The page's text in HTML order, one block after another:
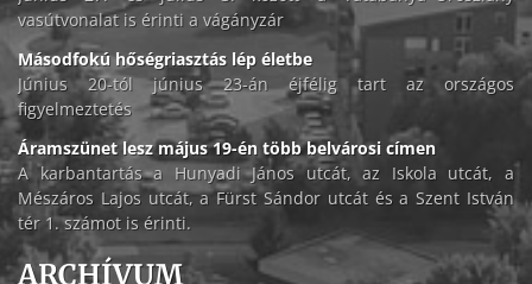
vasútvonalat is érinti a vágányzár
Másodfokú hőségriasztás lép életbe
Június 20-tól június 23-án éjfélig tart az országos
figyelmeztetés
Áramszünet lesz május 19-én több belvárosi címen
A karbantartás a Hunyadi János utcát, az Iskola utcát, a
Mészáros Lajos utcát, a Fürst Sándor utcát és a Szent István
tér 1. számot is érinti.
ARCHÍVUM